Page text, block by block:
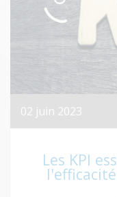
02 juin 2023
Les KPI